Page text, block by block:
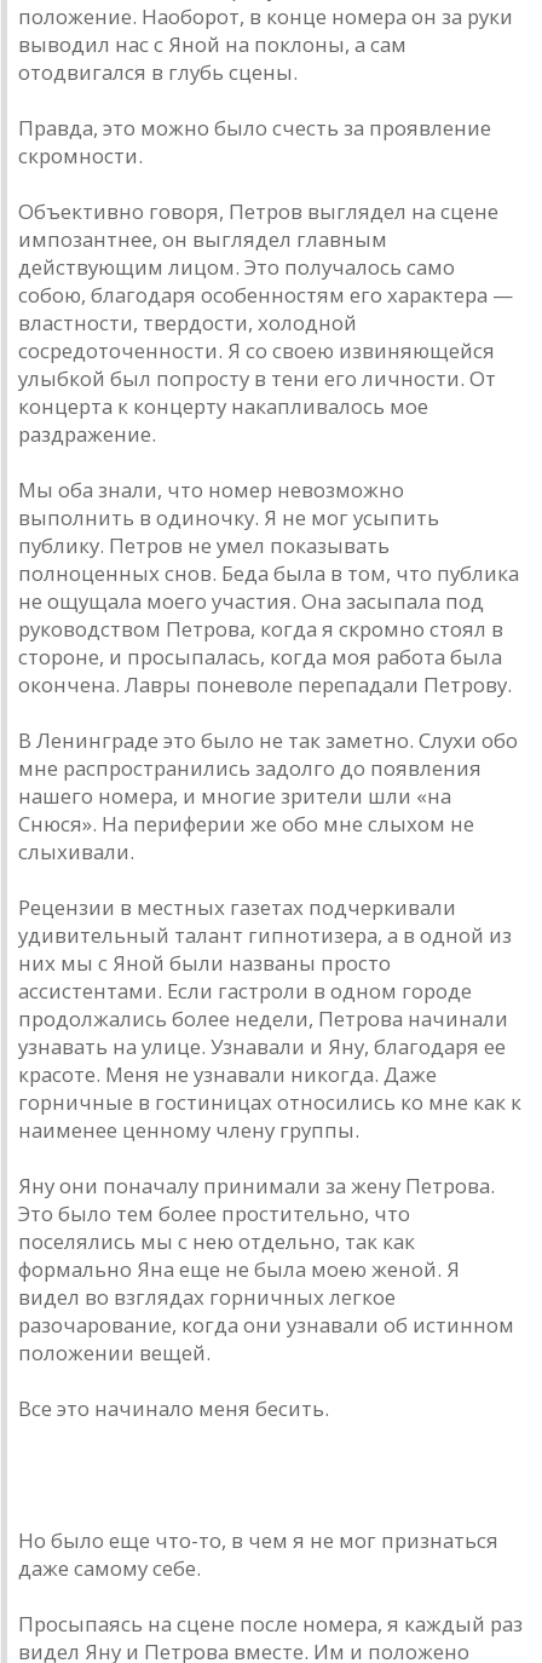
положение. Наоборот, в конце номера он за руки
выводил нас с Яной на поклоны, а сам
отодвигался в глубь сцены.
Правда, это можно было счесть за проявление
скромности.
Объективно говоря, Петров выглядел на сцене
импозантнее, он выглядел главным
действующим лицом. Это получалось само
собою, благодаря особенностям его характера —
властности, твердости, холодной
сосредоточенности. Я со своею извиняющейся
улыбкой был попросту в тени его личности. От
концерта к концерту накапливалось мое
раздражение.
Мы оба знали, что номер невозможно
выполнить в одиночку. Я не мог усыпить
публику. Петров не умел показывать
полноценных снов. Беда была в том, что публика
не ощущала моего участия. Она засыпала под
руководством Петрова, когда я скромно стоял в
стороне, и просыпалась, когда моя работа была
окончена. Лавры поневоле перепадали Петрову.
В Ленинграде это было не так заметно. Слухи обо
мне распространились задолго до появления
нашего номера, и многие зрители шли «на
Снюся». На периферии же обо мне слыхом не
слыхивали.
Рецензии в местных газетах подчеркивали
удивительный талант гипнотизера, а в одной из
них мы с Яной были названы просто
ассистентами. Если гастроли в одном городе
продолжались более недели, Петрова начинали
узнавать на улице. Узнавали и Яну, благодаря ее
красоте. Меня не узнавали никогда. Даже
горничные в гостиницах относились ко мне как к
наименее ценному члену группы.
Яну они поначалу принимали за жену Петрова.
Это было тем более простительно, что
поселялись мы с нею отдельно, так как
формально Яна еще не была моею женой. Я
видел во взглядах горничных легкое
разочарование, когда они узнавали об истинном
положении вещей.
Все это начинало меня бесить.
Но было еще что-то, в чем я не мог признаться
даже самому себе.
Просыпаясь на сцене после номера, я каждый раз
видел Яну и Петрова вместе. Им и положено